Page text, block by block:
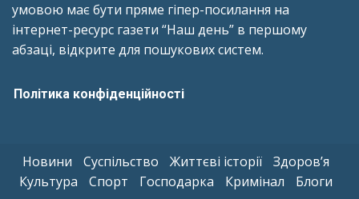
умовою має бути пряме гіпер-посилання на
інтернет-ресурс газети “Наш день” в першому
абзаці, відкрите для пошукових систем.
Політика конфіденційності
Новини Суспільство Життєві історії
Здоров’я
Культура
Спорт Господарка Кримінал Блоги